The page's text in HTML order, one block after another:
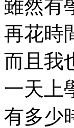
雖然有
再花時
而且我
一天上
有多少